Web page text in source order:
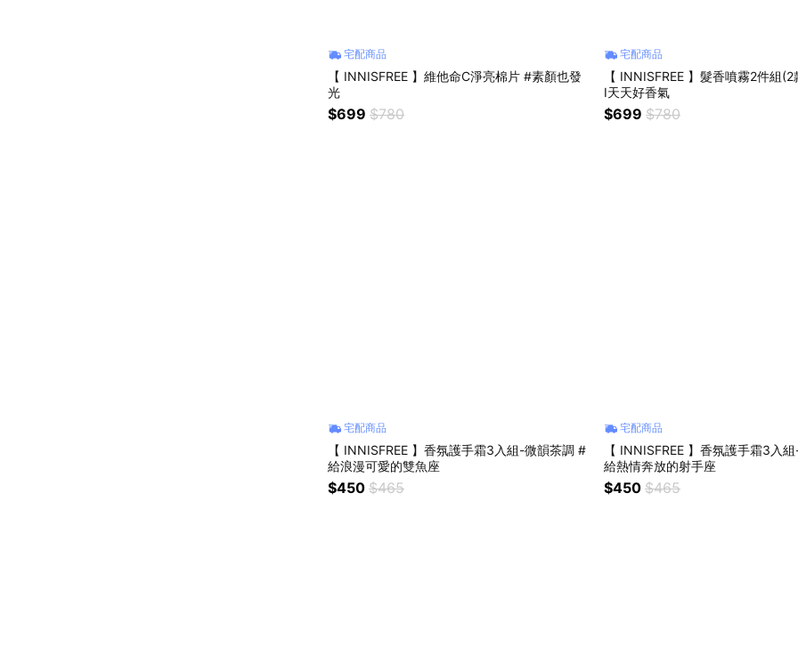
宅配商品
【 INNISFREE 】維他命C淨亮棉片 #素顏也發
光
$699 $780
宅配商品
【 INNISFREE 】髮香噴霧2件組
I天天好香氣
$699 $780
宅配商品
【 INNISFREE 】香氛護手霜3入組-微韻茶調 #
給浪漫可愛的雙魚座
$450 $465
宅配商品
【 INNISFREE 】香氛護手霜3入
給熱情奔放的射手座
$450 $465